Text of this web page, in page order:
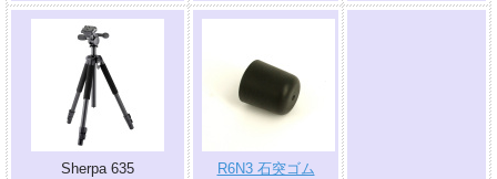
Sherpa 635 R6N3 石突ゴム